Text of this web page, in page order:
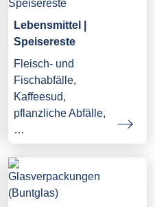
Lebensmittel |
Speisereste
Fleisch- und
Fischabfälle,
Kaffeesud,
pflanzliche Abfälle,
…